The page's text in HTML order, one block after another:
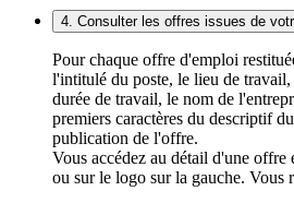
4. Consulter les offres issues de
Pour chaque offre d'emploi
l'intitulé du poste, le lieu de
durée de travail, le nom de
premiers caractères du descriptif
publication de l'offre.
Vous accédez au détail d'une
ou sur le logo sur la gauche. Vous